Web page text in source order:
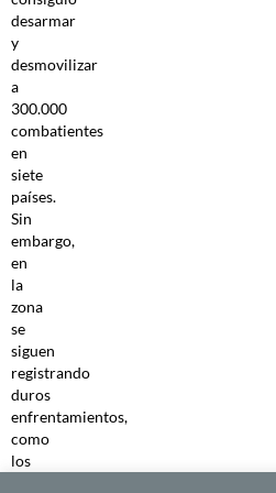
desarmar
y
desmovilizar
a
300.000
combatientes
en
siete
países.
Sin
embargo,
en
la
zona
se
siguen
registrando
duros
enfrentamientos,
como
los